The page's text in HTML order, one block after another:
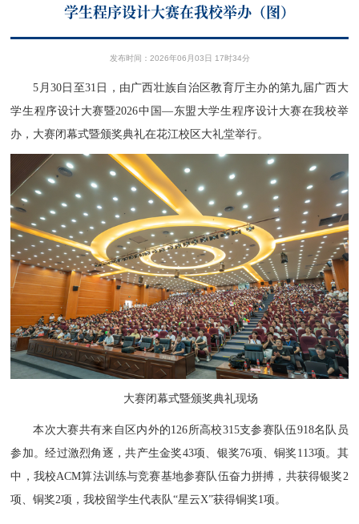
学生程序设计大赛在我校举办（图）
发布时间：2026年06月03日 17时34分
5月30日 至31日，由广西壮族自治区教育厅主办的第九届广西大
学生程序设计大赛暨2026中国—东盟大学生程序设计大赛在我校举
办， 大赛闭幕式暨颁奖典礼在花江校区大礼堂举行。
大赛闭幕式暨颁奖典礼现场
本次大赛共有来自区内外的126所高校315支参赛队伍918名队员
参加。经过激烈角逐，共产生金奖43项、银奖76项、铜奖113项。 其
中， 我校ACM算法训练与竞赛基地参赛队伍奋力拼搏，共获得银奖2
项、铜奖2项，我校留学生代表队“星云X”获得铜奖1项。